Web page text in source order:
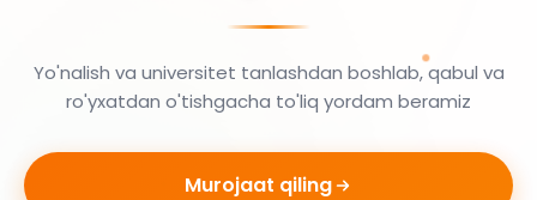
Yo'nalish va universitet tanlashdan boshlab, qabul va
ro'yxatdan o'tishgacha to'liq yordam beramiz
Murojaat qiling